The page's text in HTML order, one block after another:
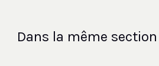
Dans la même section